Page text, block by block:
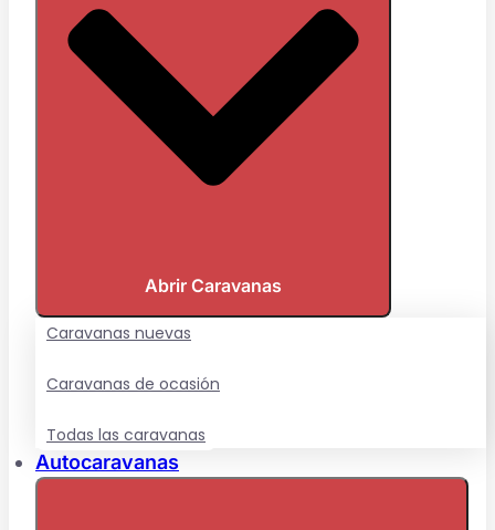
Abrir Caravanas
Caravanas nuevas
Caravanas de ocasión
Todas las caravanas
Autocaravanas